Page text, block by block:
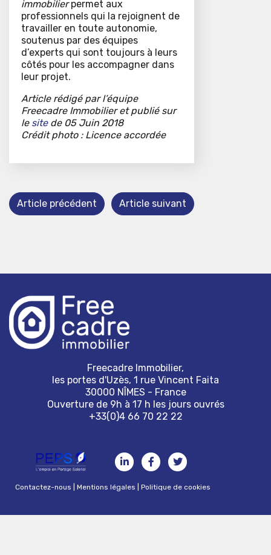
immobilierpermet aux
professionnels qui la rejoignent de
travailler en toute autonomie,
soutenus par des équipes
d’experts qui sont toujours à leurs
côtés pour les accompagner dans
leur projet.
Article rédigé par l’équipe
Freecadre Immobilier et publié sur
le sitede 05 Juin 2018
Crédit photo : Licence accordée
Article précédent Article suivant
Freecadre Immobilier,
les portes d'Uzès, 1 rue Vincent Faita
30000 NÎMES - France
Ouverture de 9h à 17 h les jours ouvrés
+33(0)4 66 70 22 22
Contactez-nous |Mentions légales |Politique de cookies